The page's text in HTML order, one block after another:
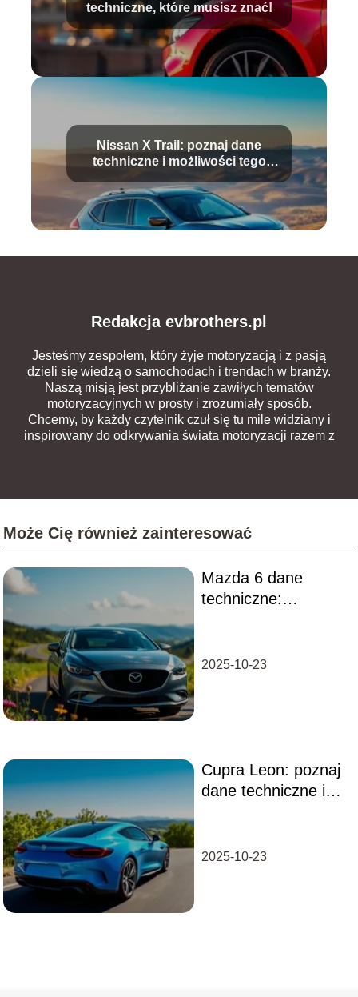
techniczne, które musisz znać!
Nissan X Trail: poznaj dane
techniczne i możliwości tego
Redakcja evbrothers.pl
Jesteśmy zespołem, który żyje motoryzacją i z pasją
dzieli się wiedzą o samochodach i trendach w branży.
Naszą misją jest przybliżanie zawiłych tematów
motoryzacyjnych w prosty i zrozumiały sposób.
Chcemy, by każdy czytelnik czuł się tu mile widziany i
inspirowany do odkrywania świata motoryzacji razem z
Może Cię również zainteresować
Mazda 6 dane
techniczne:
modelu
2025-10-23
Cupra Leon: poznaj
dane techniczne i
2025-10-23